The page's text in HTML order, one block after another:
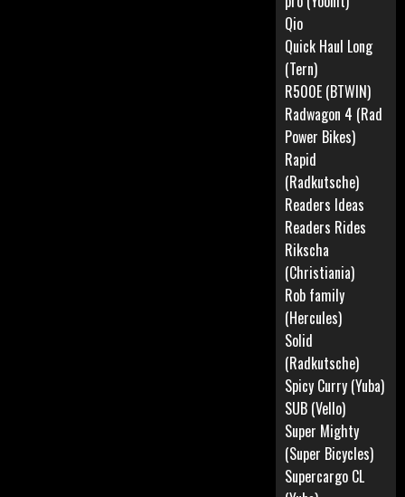
Qio
Quick Haul Long
(Tern)
R500E (BTWIN)
Radwagon 4 (Rad
Power Bikes)
Rapid
(Radkutsche)
Readers Ideas
Readers Rides
Rikscha
(Christiania)
Rob family
(Hercules)
Solid
(Radkutsche)
Spicy Curry (Yuba)
SUB (Vello)
Super Mighty
(Super Bicycles)
Supercargo CL